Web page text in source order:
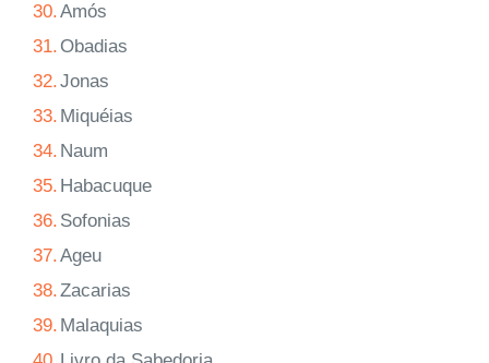
30.Amós
31. Obadias
32.Jonas
33. Miquéias
34. Naum
35. Habacuque
36. Sofonias
37.Ageu
38.Zacarias
39. Malaquias